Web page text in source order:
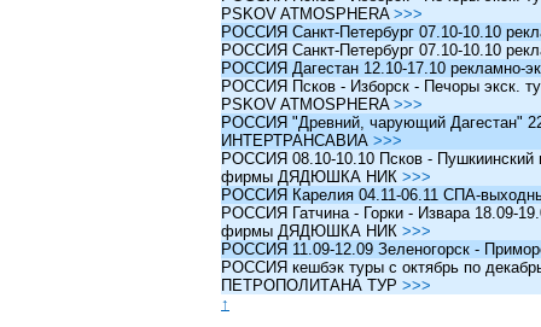
PSKOV ATMOSPHERA >>>
РОССИЯ Санкт-Петербург 07.10-10.10
РОССИЯ Санкт-Петербург 07.10-10.10
РОССИЯ Дагестан 12.10-17.10 рекламно-
РОССИЯ Псков - Изборск - Печоры экск.
PSKOV ATMOSPHERA >>>
РОССИЯ "Древний, чарующий Дагестан"
ИНТЕРТРАНСАВИА >>>
РОССИЯ 08.10-10.10 Псков - Пушкиинский
фирмы ДЯДЮШКА НИК >>>
РОССИЯ Карелия 04.11-06.11 СПА-
РОССИЯ Гатчина - Горки - Извара 18.09-
фирмы ДЯДЮШКА НИК >>>
РОССИЯ 11.09-12.09 Зеленогорск -
РОССИЯ кешбэк туры c октябрь по
ПЕТРОПОЛИТАНА ТУР >>>
↑